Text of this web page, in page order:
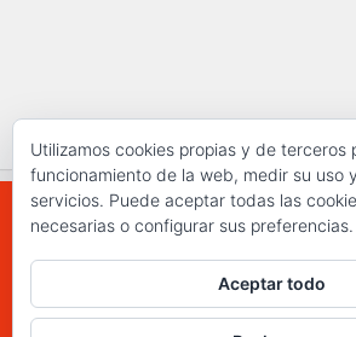
WWW.ELCHAPLON.COM ©
derechos
Utilizamos cookies propias y de terceros
funcionamiento de la web, medir su uso
servicios. Puede aceptar todas las
necesarias o configurar sus preferencias.
Aceptar todo